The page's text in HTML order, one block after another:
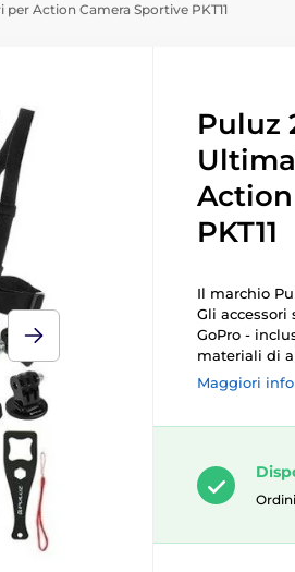
Action Camera Sportive PKT11
Puluz
PKT11
Il marchio
Gli
GoPro -
materiali di
Maggiori